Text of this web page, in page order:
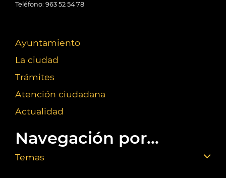
Teléfono: 963 52 54 78
Ayuntamiento
La ciudad
Trámites
Atención ciudadana
Actualidad
Navegación por...
Temas